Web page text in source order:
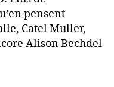
pensent
Catel Muller,
Alison Bechdel